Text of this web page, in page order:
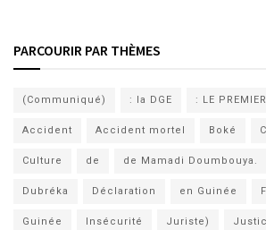
PARCOURIR PAR THÈMES
(Communiqué) : la DGE : LE
Accident Accident mortel Boké
Culture de de Mamadi Doumbouya.
Dubréka Déclaration en Guinée
Guinée Insécurité Juriste)